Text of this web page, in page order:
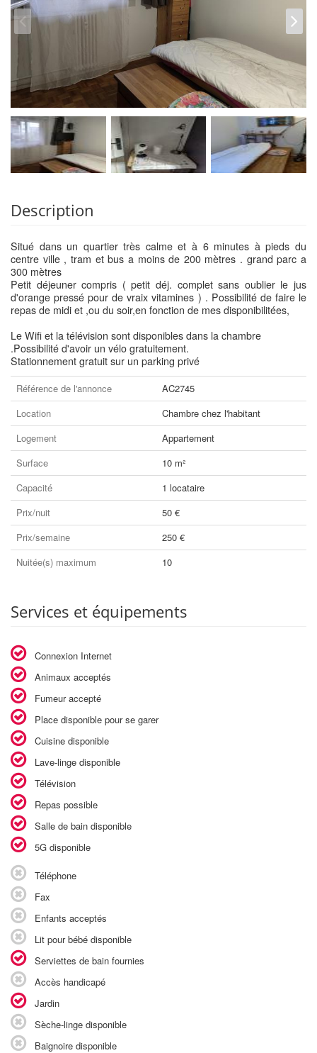
Description
Situé dans un quartier très calme et à 6 minutes à pieds du
centre ville , tram et bus a moins de 200 mètres . grand parc a
300 mètres
Petit déjeuner compris ( petit déj. complet sans oublier le jus
d'orange pressé pour de vraix vitamines ) . Possibilité de faire le
repas de midi et ,ou du soir,en fonction de mes disponibilitées,
Le Wifi et la télévision sont disponibles dans la chambre
.Possibilité d'avoir un vélo gratuitement.
Stationnement gratuit sur un parking privé
Référence de l'annonce
AC2745
Location
Chambre chez l'habitant
Logement
Appartement
Surface
10 m²
Capacité
1 locataire
Prix/nuit
50 €
Prix/semaine
250 €
Nuitée(s) maximum
10
Services et équipements
Connexion Internet
Animaux acceptés
Fumeur accepté
Place disponible pour se garer
Cuisine disponible
Lave-linge disponible
Télévision
Repas possible
Salle de bain disponible
5G disponible
Téléphone
Fax
Enfants acceptés
Lit pour bébé disponible
Serviettes de bain fournies
Accès handicapé
Jardin
Sèche-linge disponible
Baignoire disponible